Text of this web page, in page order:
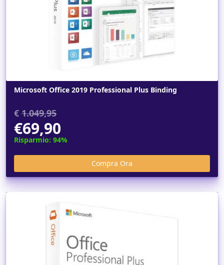
Microsoft Office 2019 Professional Plus Binding
€ 1.049,95
€69,90
Risparmio: 94%